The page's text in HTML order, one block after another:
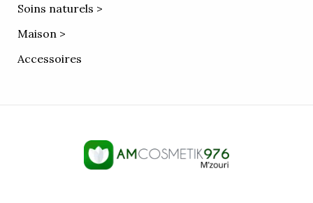
Soins naturels >
Maison >
Accessoires